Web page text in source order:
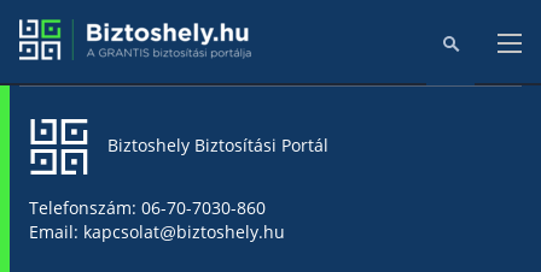
Biztoshely Biztosítási Portál
Telefonszám: 06-70-7030-860
Email: kapcsolat@biztoshely.hu